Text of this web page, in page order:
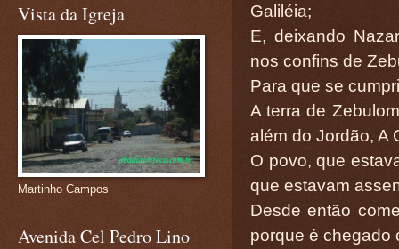
Galiléia;
E, deixando
nos confins de
Para que se
A terra de
além do Jordão, A
O povo, que
que estavam
Desde então
porque é chegado
Vista da Igreja
Martinho Campos
Avenida Cel Pedro Lino